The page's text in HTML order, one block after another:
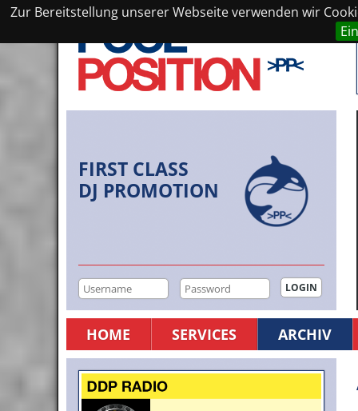
Zur Bereitstellung unserer Webseite verwenden wir
FIRST CLASS
DJ PROMOTION
HOME SERVICES ARCHIV